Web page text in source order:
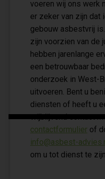
voeren wij ons werk
er zeker van zijn dat
gebouw asbestvrij
zijn voorzien van de
hebben jarenlange
een betrouwbaar
onderzoek in West-
uitvoeren. Bent u
diensten of heeft u
vrijblijvend contact
contactformulier of
info@asbest-
om u tot dienst te